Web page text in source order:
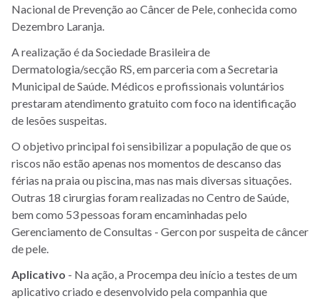
Nacional de Prevenção ao Câncer de Pele, conhecida como
Dezembro Laranja.
A realização é da Sociedade Brasileira de
Dermatologia/secção RS, em parceria com a Secretaria
Municipal de Saúde. Médicos e profissionais voluntários
prestaram atendimento gratuito com foco na identificação
de lesões suspeitas.
O objetivo principal foi sensibilizar a população de que os
riscos não estão apenas nos momentos de descanso das
férias na praia ou piscina, mas nas mais diversas situações.
Outras 18 cirurgias foram realizadas no Centro de Saúde,
bem como 53 pessoas foram encaminhadas pelo
Gerenciamento de Consultas - Gercon por suspeita de câncer
de pele.
Aplicativo - Na ação, a Procempa deu início a testes de um
aplicativo criado e desenvolvido pela companhia que